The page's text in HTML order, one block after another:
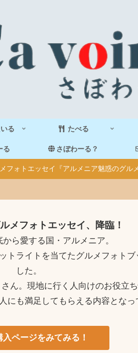
る たべる
る さぼわーる？
フォトエッセイ『アルメニア魅惑のグル
メフォトエッセイ、降臨！
ら愛する国・アルメニア。
トライトを当てたグルメフォトブ
した。
ん。現地に行く人向けのお役立
にも満足してもらえる内容となっ
ページをみてみる！